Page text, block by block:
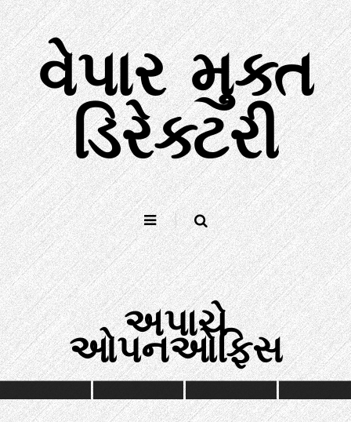
સામગ્રી
પર
જાઓ વેપાર મુક્ત
ડિરેક્ટરી
અપાચે
ઓપનઓફિસ